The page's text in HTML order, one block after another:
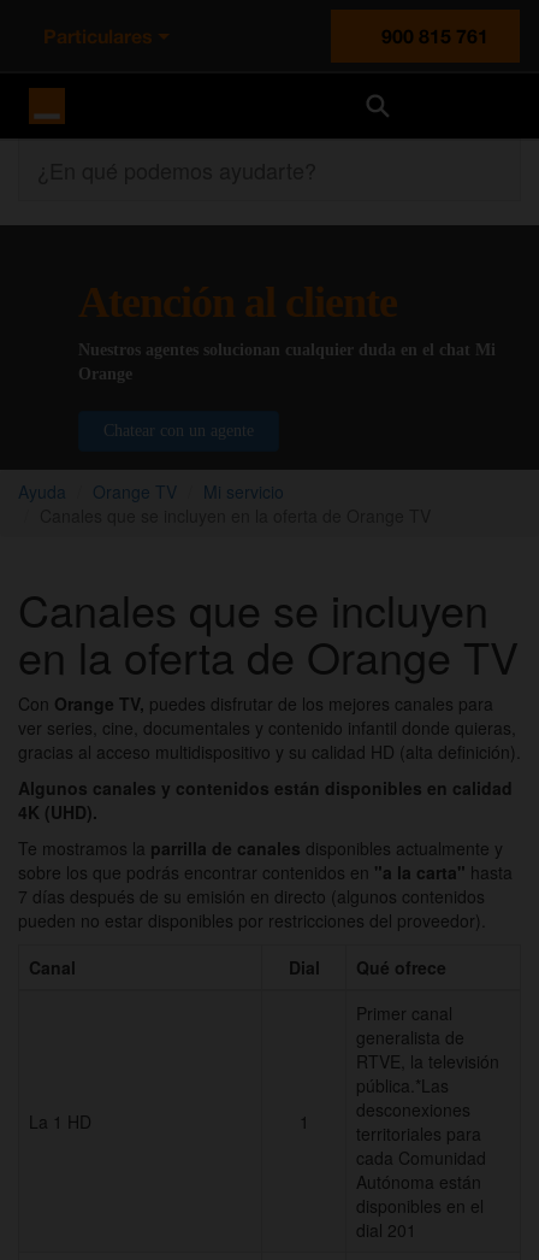
Particulares
900 815 761
Atención al cliente
Nuestros agentes solucionan cualquier duda en el chat Mi
Orange
Chatear con un agente
Ayuda Orange TV
Mi servicio
Canales que se incluyen
en la oferta de Orange TV
Con Orange TV, puedes disfrutar de los mejores canales para
ver series, cine, documentales y contenido infantil donde quieras,
gracias al acceso multidispositivo y su calidad HD (alta definición).
Algunos canales y contenidos están disponibles en calidad
4K (UHD).
Te mostramos la parrilla de canales disponibles actualmente y
sobre los que podrás encontrar contenidos en "a la carta" hasta
7 días después de su emisión en directo (algunos contenidos
pueden no estar disponibles por restricciones del proveedor).
Canal
Dial Qué ofrece
La 1 HD 1
Primer canal
generalista de
RTVE, la televisión
pública.*Las
desconexiones
territoriales para
cada Comunidad
Autónoma están
disponibles en el
dial 201